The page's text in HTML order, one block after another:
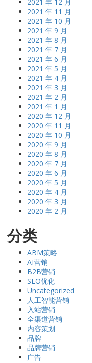
2021 年 12 月
2021 年 11 月
2021 年 10 月
2021 年 9 月
2021 年 8 月
2021 年 7 月
2021 年 6 月
2021 年 5 月
2021 年 4 月
2021 年 3 月
2021 年 2 月
2021 年 1 月
2020 年 12 月
2020 年 11 月
2020 年 10 月
2020 年 9 月
2020 年 8 月
2020 年 7 月
2020 年 6 月
2020 年 5 月
2020 年 4 月
2020 年 3 月
2020 年 2 月
分类
ABM策略
AI营销
B2B营销
SEO优化
Uncategorized
人工智能营销
入站营销
全渠道营销
内容策划
品牌
品牌营销
广告